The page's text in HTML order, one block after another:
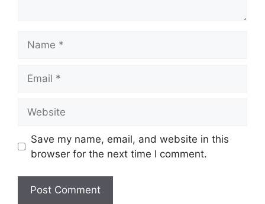
Save my name, email, and website in this
browser for the next time I comment.